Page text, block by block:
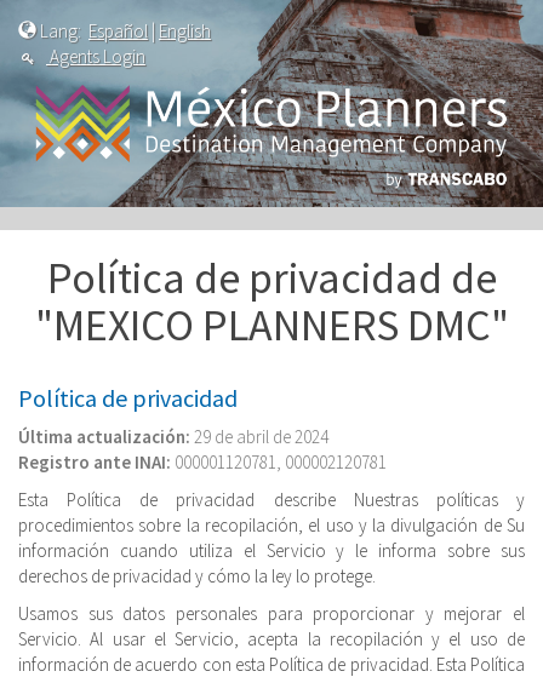
Lang: Español | English
Agents Login
Política de privacidad de
"MEXICO PLANNERS DMC"
Política de privacidad
Última actualización: 29 de abril de 2024
Registro ante INAI: 000001120781, 000002120781
Esta Política de privacidad describe Nuestras políticas y
procedimientos sobre la recopilación, el uso y la divulgación de Su
información cuando utiliza el Servicio y le informa sobre sus
derechos de privacidad y cómo la ley lo protege.
Usamos sus datos personales para proporcionar y mejorar el
Servicio. Al usar el Servicio, acepta la recopilación y el uso de
información de acuerdo con esta Política de privacidad. Esta Política